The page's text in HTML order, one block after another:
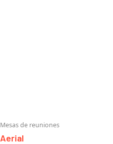
Mesas de reuniones
Aerial